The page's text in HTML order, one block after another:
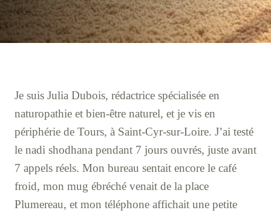
Je suis Julia Dubois, rédactrice spécialisée en
naturopathie et bien-être naturel, et je vis en
périphérie de Tours, à Saint-Cyr-sur-Loire. J’ai testé
le nadi shodhana pendant 7 jours ouvrés, juste avant
7 appels réels. Mon bureau sentait encore le café
froid, mon mug ébréché venait de la place
Plumereau, et mon téléphone affichait une petite